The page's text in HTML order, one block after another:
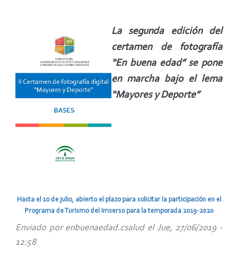
sobre
Prevención
de
accidentes
lesiones
en
de
Dirección
de
noviembre,
abierto
el
plazo
Fotografía
"En
La segunda edición del
certamen de fotografía
“En buena edad” se pone
en marcha bajo el lema
“Mayores y Deporte”
Hasta el 1o de julio, abierto el plazo para solicitar la participación en el
Programa de Turismo del Imserso para la temporada 2019-2020
Enviado por enbuenaedad.csaludel Jue, 27/06/2019 -
12:58